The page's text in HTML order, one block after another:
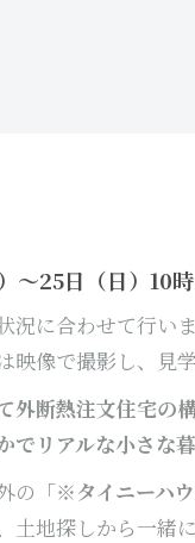
～25日（日）10
に合わせて行い
映像で撮影し、見
外断熱注文住宅の
でリアルな小さな
の 「※タイニーハウ
地探しから一緒に